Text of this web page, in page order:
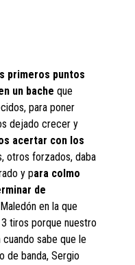
primeros puntos
un bache que
para poner
dejado crecer y
acertar con los
otros forzados, daba
y para colmo
de
en la que
tiros porque nuestro
sabe que le
de banda, Sergio